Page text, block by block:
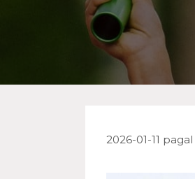
2026-01-11 pagal